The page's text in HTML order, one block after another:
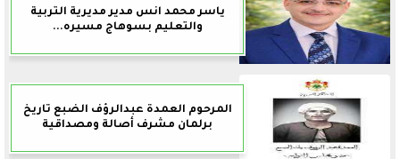
ياسر محمد انس مدير مديرية التربية
والتعليم بسوهاج مسيره...
المرحوم العمدة عبدالرؤف الضبع تاريخ
برلمان مشرف أصالة ومصداقية